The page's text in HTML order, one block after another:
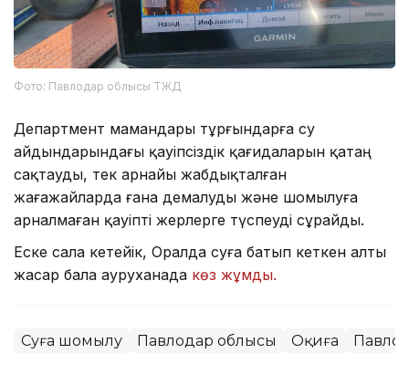
Фото: Павлодар облысы ТЖД
Департмент мамандары тұрғындарға су
айдындарындағы қауіпсіздік қағидаларын қатаң
сақтауды, тек арнайы жабдықталған
жағажайларда ғана демалуды және шомылуға
арналмаған қауіпті жерлерге түспеуді сұрайды.
Еске сала кетейік, Оралда суға батып кеткен алты
жасар бала ауруханада көз жұмды.
Суға шомылу Павлодар облысы Оқиға